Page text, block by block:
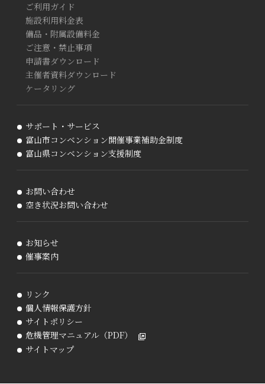
ご利用ガイド
施設利用料金表
備品・附属設備料金
ご注意・禁止事項
申請書ダウンロード
主催者資料ダウンロード
ケータリング
サポート・サービス
富山市コンベンション開催事業補助金制度
富山県コンベンション支援制度
お問い合わせ
空き状況お問い合わせ
お知らせ
催事案内
リンク
個人情報保護方針
サイトポリシー
危機管理マニュアル（PDF）
サイトマップ